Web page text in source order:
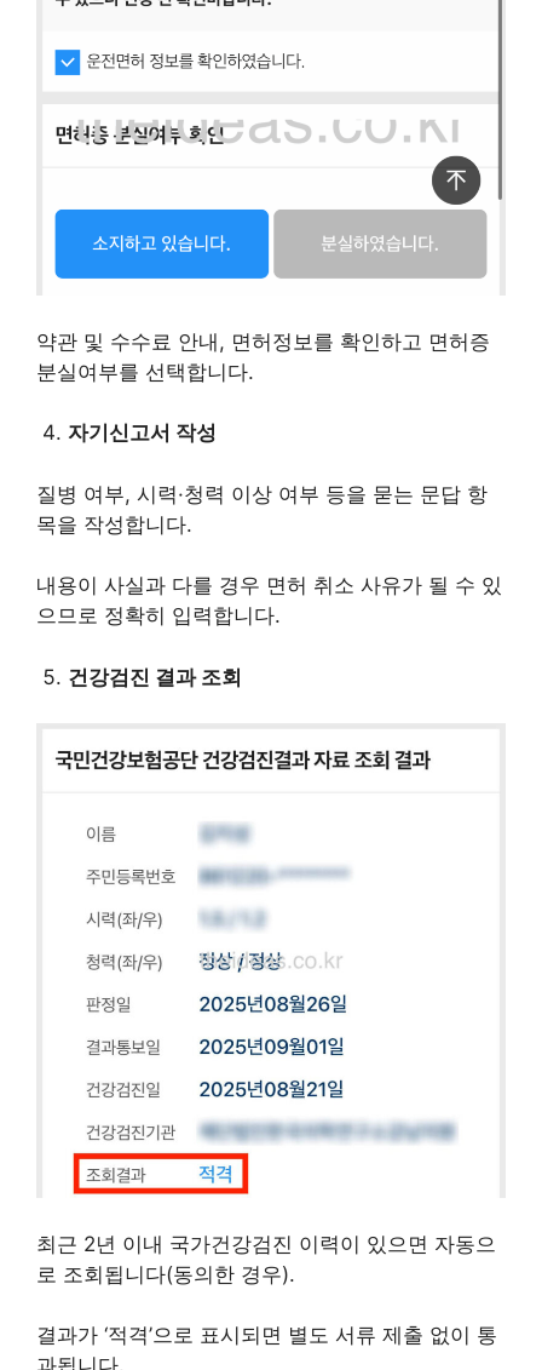
약관 및 수수료 안내, 면허정보를 확인하고 면허증
분실여부를 선택합니다.
자기신고서 작성
질병 여부, 시력·청력 이상 여부 등을 묻는 문답 항
목을 작성합니다.
내용이 사실과 다를 경우 면허 취소 사유가 될 수 있
으므로 정확히 입력합니다.
건강검진 결과 조회
최근 2년 이내 국가건강검진 이력이 있으면 자동으
로 조회됩니다(동의한 경우).
결과가 ‘적격’으로 표시되면 별도 서류 제출 없이 통
과됩니다.